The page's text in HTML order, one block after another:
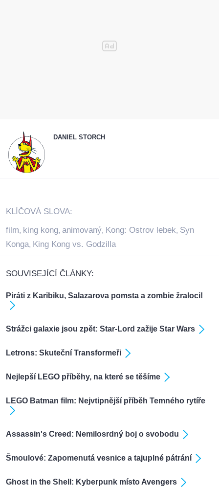
DANIEL STORCH
KLÍČOVÁ SLOVA:
film, king kong, animovaný, Kong: Ostrov lebek, Syn
Konga, King Kong vs. Godzilla
SOUVISEJÍCÍ ČLÁNKY:
Piráti z Karibiku, Salazarova pomsta a zombie žraloci!
Strážci galaxie jsou zpět: Star-Lord zažije Star Wars
Letrons: Skuteční Transformeři
Nejlepší LEGO příběhy, na které se těšíme
LEGO Batman film: Nejvtipnější příběh Temného rytíře
Assassin's Creed: Nemilosrdný boj o svobodu
Šmoulové: Zapomenutá vesnice a tajuplné pátrání
Ghost in the Shell: Kyberpunk místo Avengers